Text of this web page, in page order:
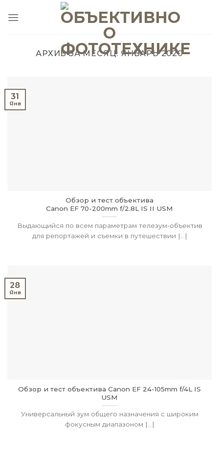
АРХИВ ЗА МЕСЯЦ: ЯНВАРЬ 2020
Обзор и тест объектива
Canon EF 70-200mm f/2.8L IS II USM
Выдающийся по всем параметрам телезум-объектив
для репортажей и съемки в путешествии |...|
31
Янв
Обзор и тест объектива Canon EF 24-105mm f/4L IS
USM
Универсальный зум общего назначения с широким
фокусным диапазоном |...|
28
Янв